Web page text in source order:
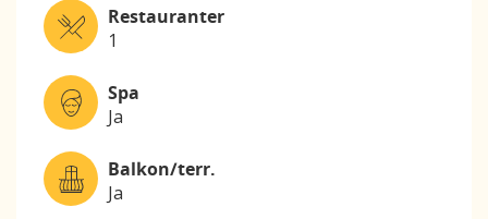
Restauranter
1
Spa
Ja
Balkon/terr.
Ja